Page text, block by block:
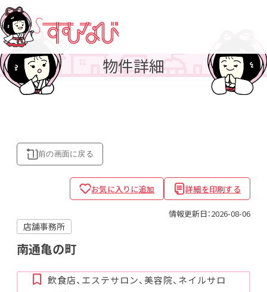
物件詳細
前の画面に戻る
お気に入りに追加 詳細を印刷する
情報更新日：2026-08-06
店舗事務所
南通亀の町
飲食店、エステサロン、美容院、ネイルサロ